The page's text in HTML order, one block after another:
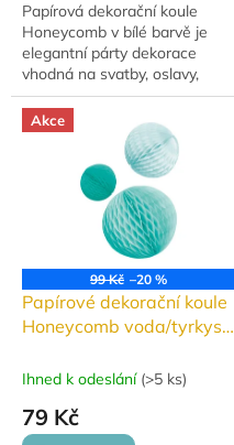
Papírová dekorační koule
Honeycomb v bílé barvě je
elegantní párty dekorace
vhodná na svatby, oslavy,
baby shower i další slavnostní
příležitosti. Koule o průměru
cca 30 cm...
Akce
99 Kč –20 %
Papírové dekorační koule
Honeycomb voda/tyrkys,
Ihned k odeslání (>5 ks)
79 Kč